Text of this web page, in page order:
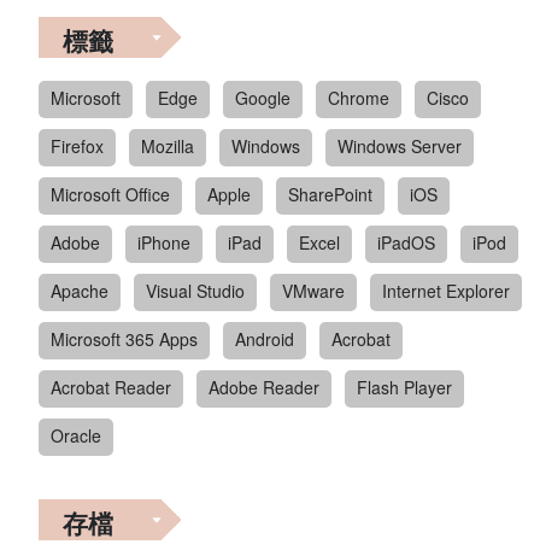
標籤
Microsoft Edge Google Chrome
Cisco
Firefox
Mozilla Windows
Windows Server
Microsoft Office
Apple SharePoint
iOS
Adobe
iPhone iPad Excel iPadOS
iPod
Apache
Visual Studio VMware
Internet Explorer
Microsoft 365 Apps
Android
Acrobat
Acrobat Reader
Adobe Reader
Flash Player
Oracle
存檔